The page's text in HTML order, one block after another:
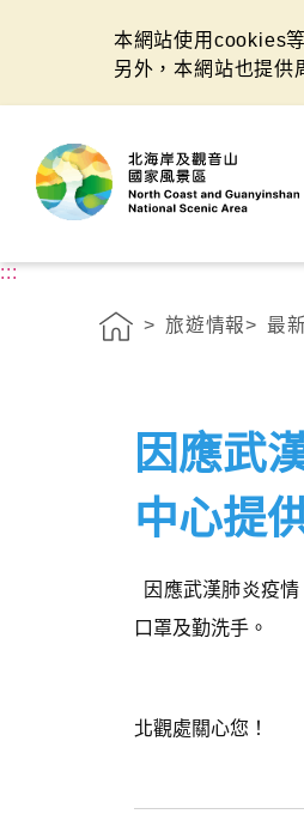
本網站使用cookies
另外，本網站也提供
:::
旅遊情報 最
因應武
中心提
因應武漢肺炎疫
口罩及勤洗手。
北觀處關心您！